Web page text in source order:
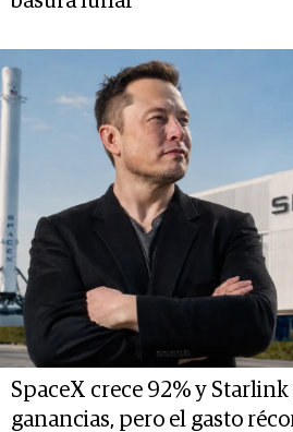
SpaceX crece 92% y Starlink
ganancias, pero el gasto